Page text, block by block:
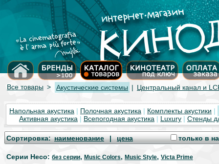
Все товары > Акустические системы | Центральный канал и
Напольная акустика | Полочная акустика | Комплекты акустики |
Активная акустика | Всепогодная акустика | Luxury | Стенды
Cортировка:наименование|цена только в
Серии Heco: без серии, Music Colors, Music Style, Victa Prime